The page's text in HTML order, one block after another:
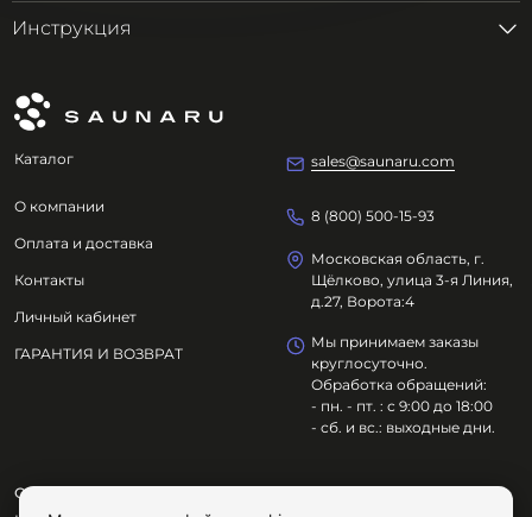
Инструкция
Каталог
О компании
Оплата и доставка
Контакты
Личный кабинет
ГАРАНТИЯ И ВОЗВРАТ
sales@saunaru.com
8 (800) 500-15-93
Московская область, г.
Щёлково, улица 3-я Линия,
д.27, Ворота:4
Мы принимаем заказы
круглосуточно.
Обработка обращений:
- пн. - пт. : с 9:00 до 18:00
- сб. и вс.: выходные дни.
ООО "ОЗДОРОВИТЕЛЬНЫЕ ТЕХНОЛОГИИ"